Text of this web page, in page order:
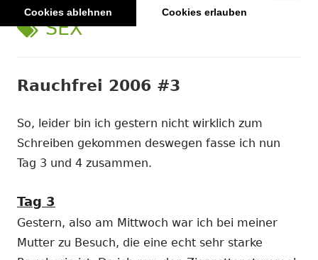
Cookies ablehnen Cookies erlauben
SCHLAGWORT:
SEX
Rauchfrei 2006 #3
So, leider bin ich gestern nicht wirklich zum
Schreiben gekommen deswegen fasse ich nun
Tag 3 und 4 zusammen.
Tag 3
Gestern, also am Mittwoch war ich bei meiner
Mutter zu Besuch, die eine echt sehr starke